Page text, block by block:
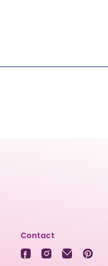
Contact